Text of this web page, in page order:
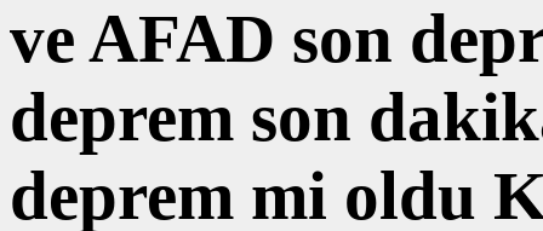
ve AFAD son
deprem son
deprem mi oldu